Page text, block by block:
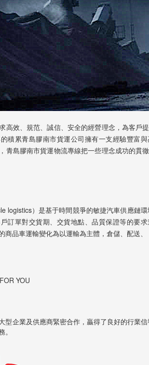
高效、規范、誠信、安全的經營理念，為客戶
積累青島膠南市貨運公司擁有一支經驗豐富
青島膠南市貨運物流專線把一些理念成功的貫
logistics）是基于時間競爭的敏捷汽車供應鏈
訂單對交貨期、交貨地點、品質保證等的要
商品車運輸變化為以運輸為主體，倉儲、配送、
YOU
型企業及供應商緊密合作，贏得了良好的行業